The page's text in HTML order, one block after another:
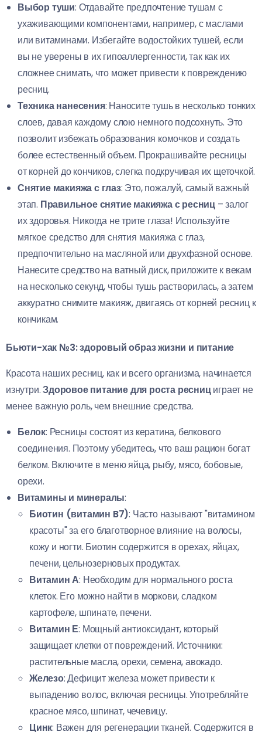
Выбор туши: Отдавайте предпочтение тушам с
ухаживающими компонентами, например, с маслами
или витаминами. Избегайте водостойких тушей, если
вы не уверены в их гипоаллергенности, так как их
сложнее снимать, что может привести к повреждению
ресниц.
Техника нанесения: Наносите тушь в несколько тонких
слоев, давая каждому слою немного подсохнуть. Это
позволит избежать образования комочков и создать
более естественный объем. Прокрашивайте ресницы
от корней до кончиков, слегка подкручивая их щеточкой.
Снятие макияжа с глаз: Это, пожалуй, самый важный
этап. Правильное снятие макияжа с ресниц – залог
их здоровья. Никогда не трите глаза! Используйте
мягкое средство для снятия макияжа с глаз,
предпочтительно на масляной или двухфазной основе.
Нанесите средство на ватный диск, приложите к векам
на несколько секунд, чтобы тушь растворилась, а затем
аккуратно снимите макияж, двигаясь от корней ресниц к
кончикам.
Бьюти-хак №3: здоровый образ жизни и питание
Красота наших ресниц, как и всего организма, начинается
изнутри.Здоровое питание для роста реснициграет не
менее важную роль, чем внешние средства.
Белок: Ресницы состоят из кератина, белкового
соединения. Поэтому убедитесь, что ваш рацион богат
белком. Включите в меню яйца, рыбу, мясо, бобовые,
орехи.
Витамины и минералы:
Биотин (витамин B7): Часто называют "витамином
красоты" за его благотворное влияние на волосы,
кожу и ногти. Биотин содержится в орехах, яйцах,
печени, цельнозерновых продуктах.
Витамин А: Необходим для нормального роста
клеток. Его можно найти в моркови, сладком
картофеле, шпинате, печени.
Витамин Е: Мощный антиоксидант, который
защищает клетки от повреждений. Источники:
растительные масла, орехи, семена, авокадо.
Железо: Дефицит железа может привести к
выпадению волос, включая ресницы. Употребляйте
красное мясо, шпинат, чечевицу.
Цинк: Важен для регенерации тканей. Содержится в